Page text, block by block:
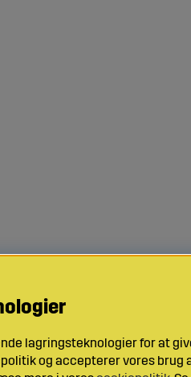
lagringsteknologier for at
og accepterer vores brug